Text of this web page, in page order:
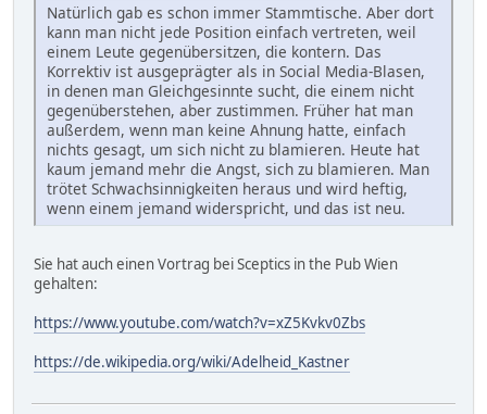
Natürlich gab es schon immer Stammtische. Aber dort
kann man nicht jede Position einfach vertreten, weil
einem Leute gegenübersitzen, die kontern. Das
Korrektiv ist ausgeprägter als in Social Media-Blasen,
in denen man Gleichgesinnte sucht, die einem nicht
gegenüberstehen, aber zustimmen. Früher hat man
außerdem, wenn man keine Ahnung hatte, einfach
nichts gesagt, um sich nicht zu blamieren. Heute hat
kaum jemand mehr die Angst, sich zu blamieren. Man
trötet Schwachsinnigkeiten heraus und wird heftig,
wenn einem jemand widerspricht, und das ist neu.
Sie hat auch einen Vortrag bei Sceptics in the Pub Wien
gehalten:
https://www.youtube.com/watch?v=xZ5Kvkv0Zbs
https://de.wikipedia.org/wiki/Adelheid_Kastner